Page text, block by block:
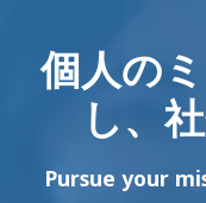
個人の
し、
Pursue your